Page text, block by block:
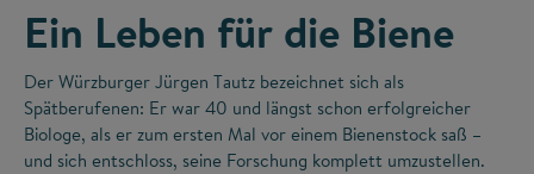
Ein Leben für die Biene
Der Würzburger Jürgen Tautz bezeichnet sich als
Spätberufenen: Er war 40 und längst schon erfolgreicher
Biologe, als er zum ersten Mal vor einem Bienenstock saß –
und sich entschloss, seine Forschung komplett umzustellen.